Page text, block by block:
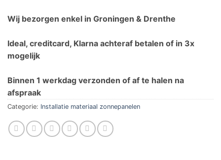
Wij bezorgen enkel in Groningen & Drenthe
Ideal, creditcard, Klarna achteraf betalen of in 3x
mogelijk
Binnen 1 werkdag verzonden of af te halen na
afspraak
Categorie: Installatie materiaal zonnepanelen